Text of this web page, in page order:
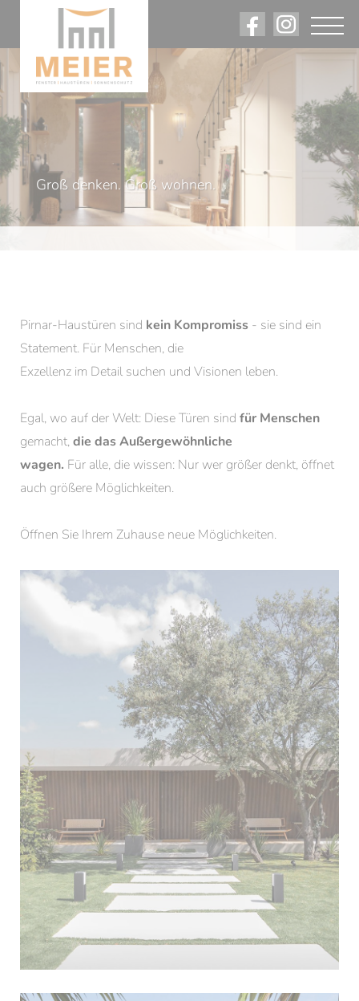
Angebote. Rabatte. Firmennews.
Am Laufenden bleiben.
Groß denken. Groß wohnen.
Pirnar-Haustüren sind kein Kompromiss - sie sind ein
Statement. Für Menschen, die
Exzellenz im Detail suchen und Visionen leben.
Egal, wo auf der Welt: Diese Türen sind für Menschen
gemacht,die das Außergewöhnliche
wagen. Für alle, die wissen: Nur wer größer denkt, öffnet
auch größere Möglichkeiten.
Öffnen Sie Ihrem Zuhause neue Möglichkeiten.